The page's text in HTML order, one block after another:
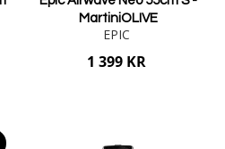
MartiniOLIVE
EPIC
1 399 KR